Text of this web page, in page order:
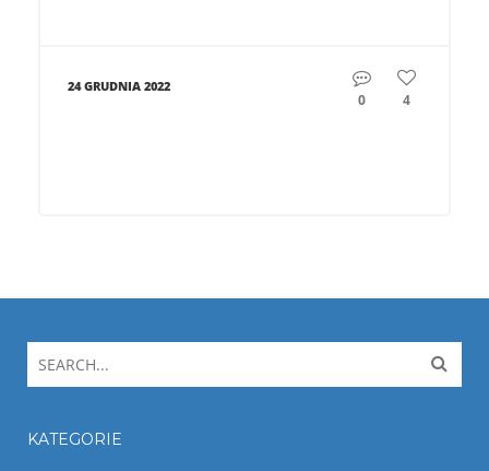
24 GRUDNIA 2022
0 4
KATEGORIE